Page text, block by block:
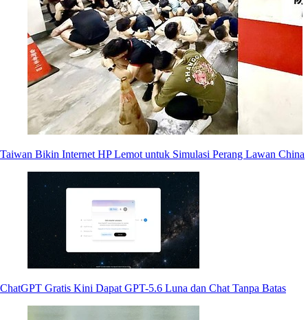
Taiwan Bikin Internet HP Lemot untuk Simulasi Perang Lawan China
ChatGPT Gratis Kini Dapat GPT-5.6 Luna dan Chat Tanpa Batas